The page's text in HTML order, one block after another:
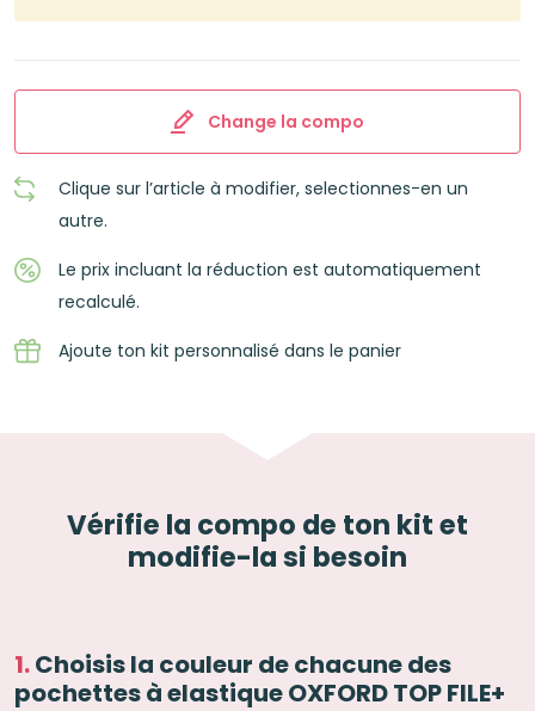
Change la compo
Clique sur l’article à modifier, selectionnes-en un
autre.
Le prix incluant la réduction est automatiquement
recalculé.
Ajoute ton kit personnalisé dans le panier
Vérifie la compo de ton kit et
modifie-la si besoin
Choisis la couleur de chacune des
pochettes à elastique OXFORD TOP FILE+